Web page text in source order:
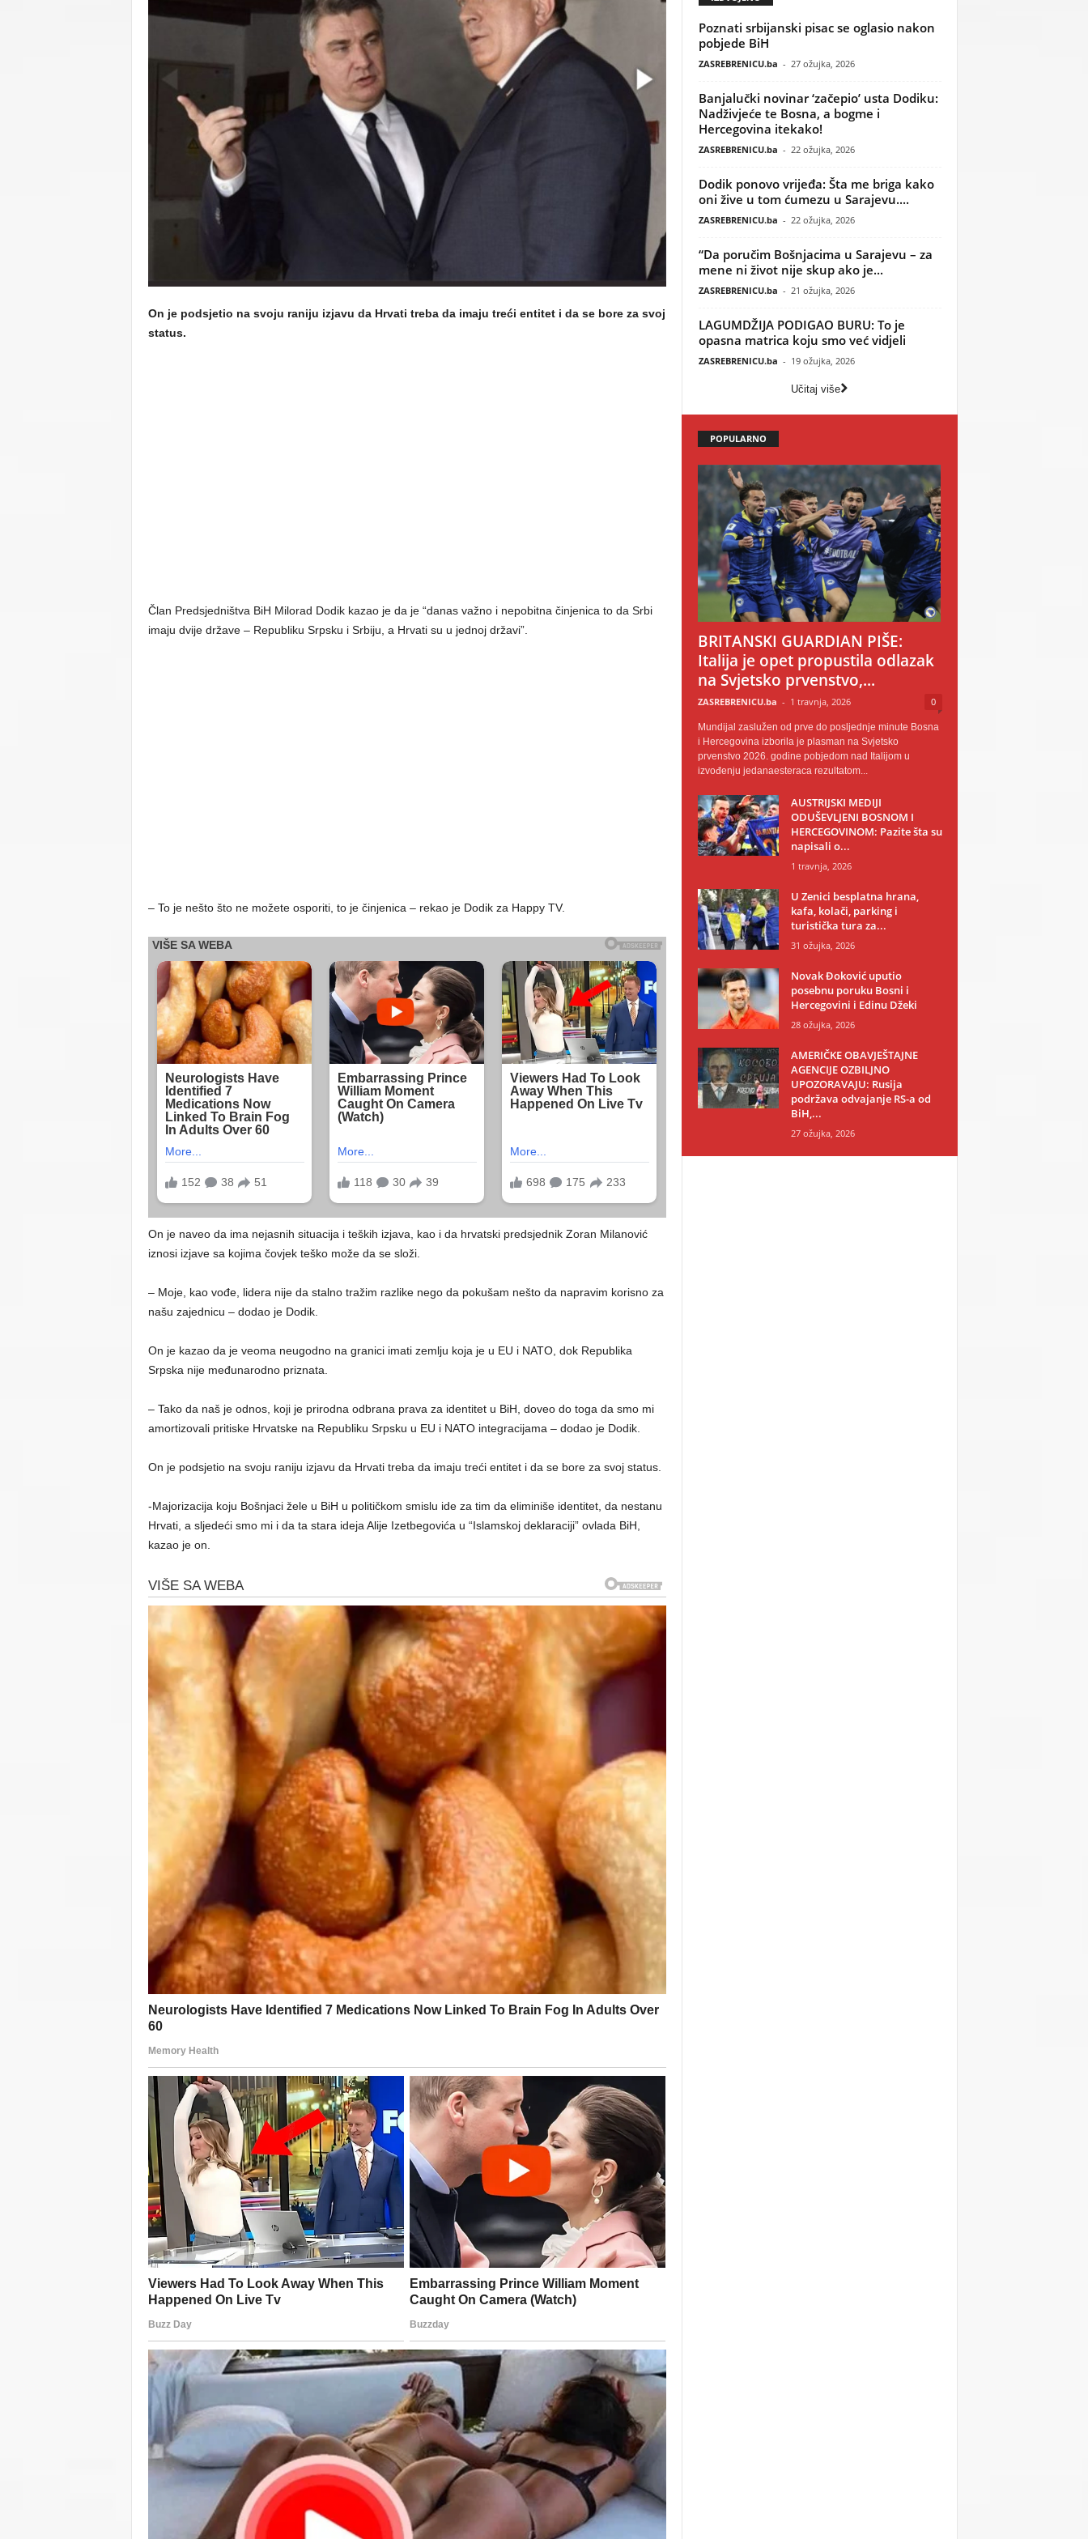
U
On je podsjetio na svoju raniju izjavu da Hrvati treba da imaju treći entitet i da se bore za svoj
status.
Član Predsjedništva BiH Milorad Dodik kazao je da je “danas važno i nepobitna činjenica to da Srbi
imaju dvije države – Republiku Srpsku i Srbiju, a Hrvati su u jednoj državi”.
– To je nešto što ne možete osporiti, to je činjenica – rekao je Dodik za Happy TV.
On je naveo da ima nejasnih situacija i teških izjava, kao i da hrvatski predsjednik Zoran Milanović
iznosi izjave sa kojima čovjek teško može da se složi.
– Moje, kao vođe, lidera nije da stalno tražim razlike nego da pokušam nešto da napravim korisno za
našu zajednicu – dodao je Dodik.
On je kazao da je veoma neugodno na granici imati zemlju koja je u EU i NATO, dok Republika
Srpska nije međunarodno priznata.
– Tako da naš je odnos, koji je prirodna odbrana prava za identitet u BiH, doveo do toga da smo mi
amortizovali pritiske Hrvatske na Republiku Srpsku u EU i NATO integracijama – dodao je Dodik.
On je podsjetio na svoju raniju izjavu da Hrvati treba da imaju treći entitet i da se bore za svoj status.
-Majorizacija koju Bošnjaci žele u BiH u političkom smislu ide za tim da eliminiše identitet, da nestanu
Hrvati, a sljedeći smo mi i da ta stara ideja Alije Izetbegovića u “Islamskoj deklaraciji” ovlada BiH,
kazao je on.
Poznati srbijanski pisac se oglasio nakon
pobjede BiH
ZASREBRENICU.ba - 27 ožujka, 2026
Banjalučki novinar ‘začepio’ usta Dodiku:
Nadživjeće te Bosna, a bogme i
Hercegovina itekako!
ZASREBRENICU.ba - 22 ožujka, 2026
Dodik ponovo vrijeđa: Šta me briga kako
oni žive u tom ćumezu u Sarajevu....
ZASREBRENICU.ba - 22 ožujka, 2026
“Da poručim Bošnjacima u Sarajevu – za
mene ni život nije skup ako je...
ZASREBRENICU.ba - 21 ožujka, 2026
LAGUMDŽIJA PODIGAO BURU: To je
opasna matrica koju smo već vidjeli
ZASREBRENICU.ba - 19 ožujka, 2026
Učitaj više
POPULARNO
BRITANSKI GUARDIAN PIŠE:
Italija je opet propustila odlazak
na Svjetsko prvenstvo,...
ZASREBRENICU.ba - 1 travnja, 2026 0
Mundijal zaslužen od prve do posljednje minute Bosna
i Hercegovina izborila je plasman na Svjetsko
prvenstvo 2026. godine pobjedom nad Italijom u
izvođenju jedanaesteraca rezultatom...
AUSTRIJSKI MEDIJI
ODUŠEVLJENI BOSNOM I
HERCEGOVINOM: Pazite šta su
napisali o...
1 travnja, 2026
U Zenici besplatna hrana,
kafa, kolači, parking i
turistička tura za...
31 ožujka, 2026
Novak Đoković uputio
posebnu poruku Bosni i
Hercegovini i Edinu Džeki
28 ožujka, 2026
AMERIČKE OBAVJEŠTAJNE
AGENCIJE OZBILJNO
UPOZORAVAJU: Rusija
podržava odvajanje RS-a od
BiH,...
27 ožujka, 2026